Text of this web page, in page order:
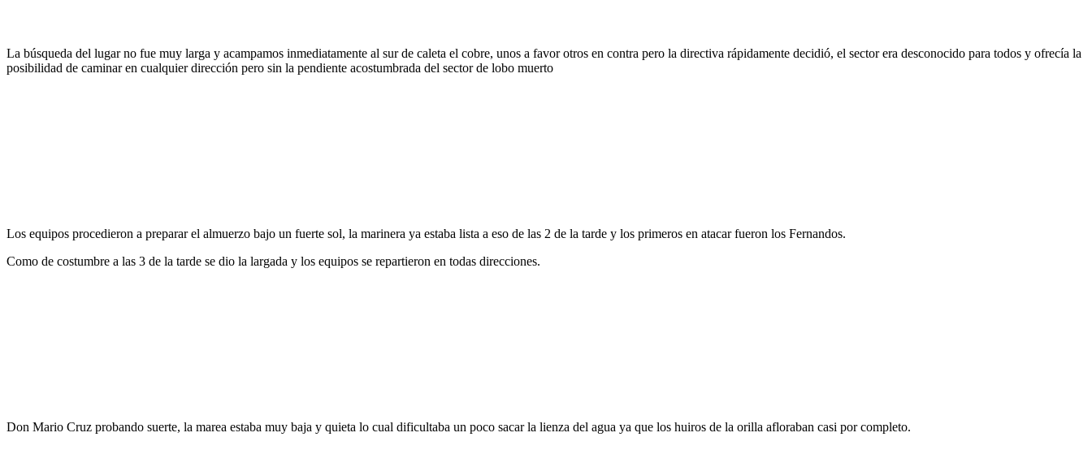
La búsqueda del lugar no fue muy larga y acampamos inmediatamente al sur de caleta el cobre, unos a favor otros en contra pero la directiva rápidamente decidió, el sector era desconocido para todos y ofrecía la
posibilidad de caminar en cualquier dirección pero sin la pendiente acostumbrada del sector de lobo muerto
Los equipos procedieron a preparar el almuerzo bajo un fuerte sol, la marinera ya estaba lista a eso de las 2 de la tarde y los primeros en atacar fueron los Fernandos.
Como de costumbre a las 3 de la tarde se dio la largada y los equipos se repartieron en todas direcciones.
Don Mario Cruz probando suerte, la marea estaba muy baja y quieta lo cual dificultaba un poco sacar la lienza del agua ya que los huiros de la orilla afloraban casi por completo.